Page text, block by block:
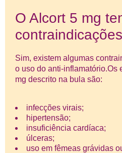
O Alcort 5 mg
Sim, existem algumas
o uso do anti-inflamatório.Os
mg descrito na bula são:
infecções virais;
hipertensão;
insuficiência cardíaca;
úlceras;
uso em fêmeas grávidas